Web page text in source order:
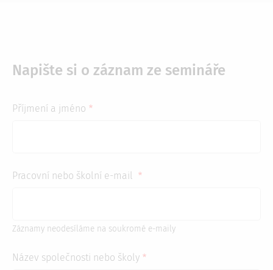
Napište si o záznam ze semináře
Příjmení a jméno
Pracovní nebo školní e-mail
Záznamy neodesíláme na soukromé e-maily
Název společnosti nebo školy